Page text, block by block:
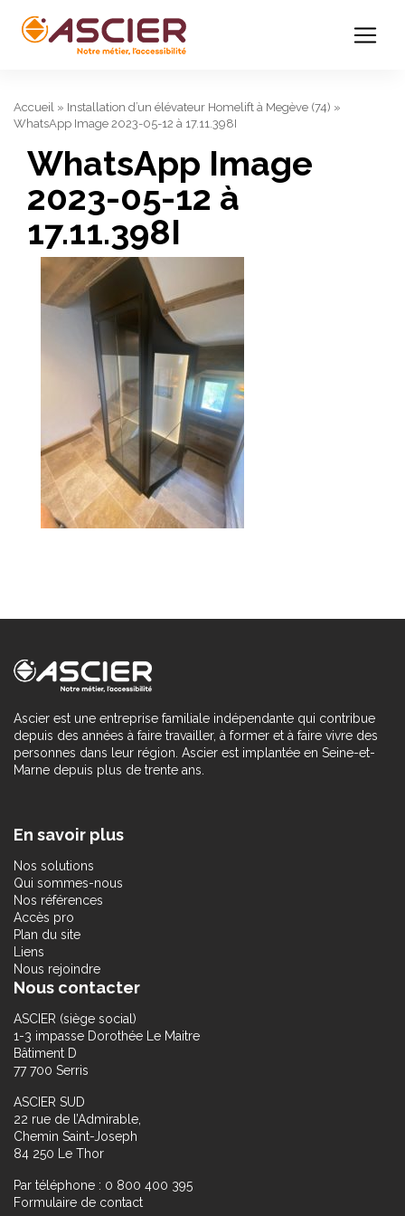
Accueil » Installation d’un élévateur Homelift à Megève (74) »
WhatsApp Image 2023-05-12 à 17.11.398I
WhatsApp Image
2023-05-12 à
17.11.398I
Ascier est une entreprise familiale indépendante qui contribue
depuis des années à faire travailler, à former et à faire vivre des
personnes dans leur région. Ascier est implantée en Seine-et-
Marne depuis plus de trente ans.
En savoir plus
Nos solutions
Qui sommes-nous
Nos références
Accès pro
Plan du site
Liens
Nous rejoindre
Nous contacter
ASCIER (siège social)
1-3 impasse Dorothée Le Maitre
Bâtiment D
77 700 Serris
ASCIER SUD
22 rue de l’Admirable,
Chemin Saint-Joseph
84 250 Le Thor
Par téléphone : 0 800 400 395
Formulaire de contact